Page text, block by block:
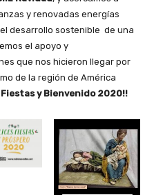
y renovadas energías
desarrollo sostenible de una
el apoyo y
que nos hicieron llegar por
de la región de América
y Bienvenido 2020!!